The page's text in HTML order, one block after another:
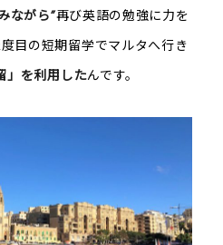
ながら”再び英語の勉強に力を
目の短期留学でマルタへ行き
」を利用したんです。